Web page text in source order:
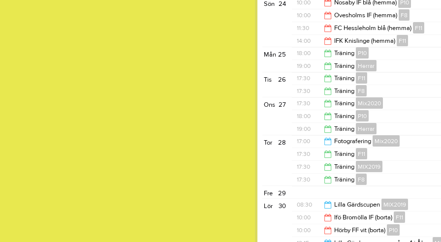
24
Sön 10:00 Nosaby IF blå (hemma) P10
12:00
10:00 Ovesholms IF (hemma) F8
12:00
11:30 FC Hessleholm blå (hemma) F11
13:30
14:00 IFK Knislinge (hemma) F11
16:00
25
Mån 18:00 Träning P10
19:30
19:00 Träning Herrar
20:30
26
Tis 17:30 Träning F11
19:00
17:30 Träning F8
18:30
27
Ons 17:30 Träning Mix2020
18:45
18:00 Träning P10
19:30
19:00 Träning Herrar
20:30
28
Tor 17:00 Fotografering Mix2020
18:00
17:30 Träning F11
19:00
17:30 Träning MIX2019
17:30 Träning F8
18:30
29
Fre
30
Lör 08:30 Lilla Gärdscupen MIX2019
11:00
10:00 Ifö Bromölla IF (borta) F11
10:00 Hörby FF vit (borta) P10